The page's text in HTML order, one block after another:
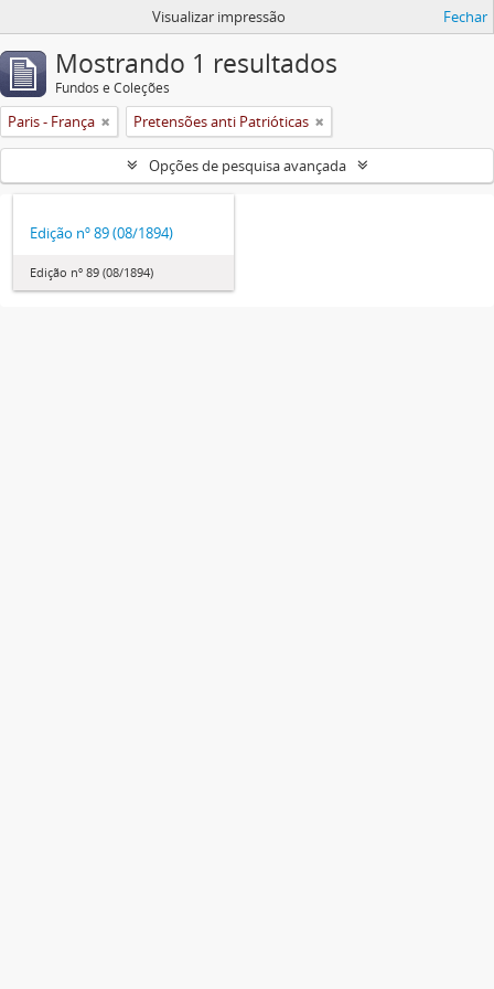
Visualizar impressão Fechar
Mostrando 1 resultados
Fundos e Coleções
Paris - França Pretensões anti Patrióticas
Opções de pesquisa avançada
Edição nº 89 (08/1894)
Edição nº 89 (08/1894)